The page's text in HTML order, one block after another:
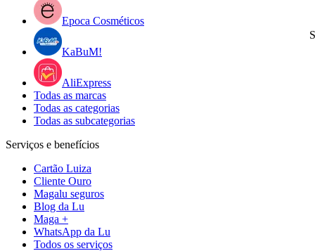
Epoca Cosméticos
KaBuM!
AliExpress
Todas as marcas
Todas as categorias
Todas as subcategorias
Serviços e benefícios
Cartão Luiza
Cliente Ouro
Magalu seguros
Blog da Lu
Maga +
WhatsApp da Lu
Todos os serviços